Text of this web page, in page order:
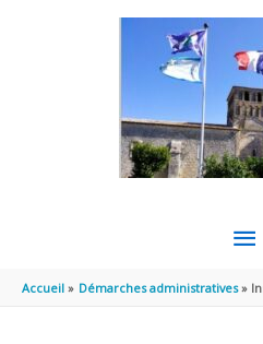
Accueil Démarches administratives